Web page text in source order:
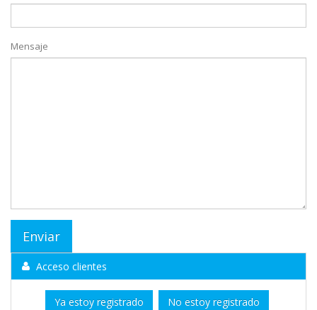
Mensaje
Acceso clientes
Ya estoy registrado No estoy registrado